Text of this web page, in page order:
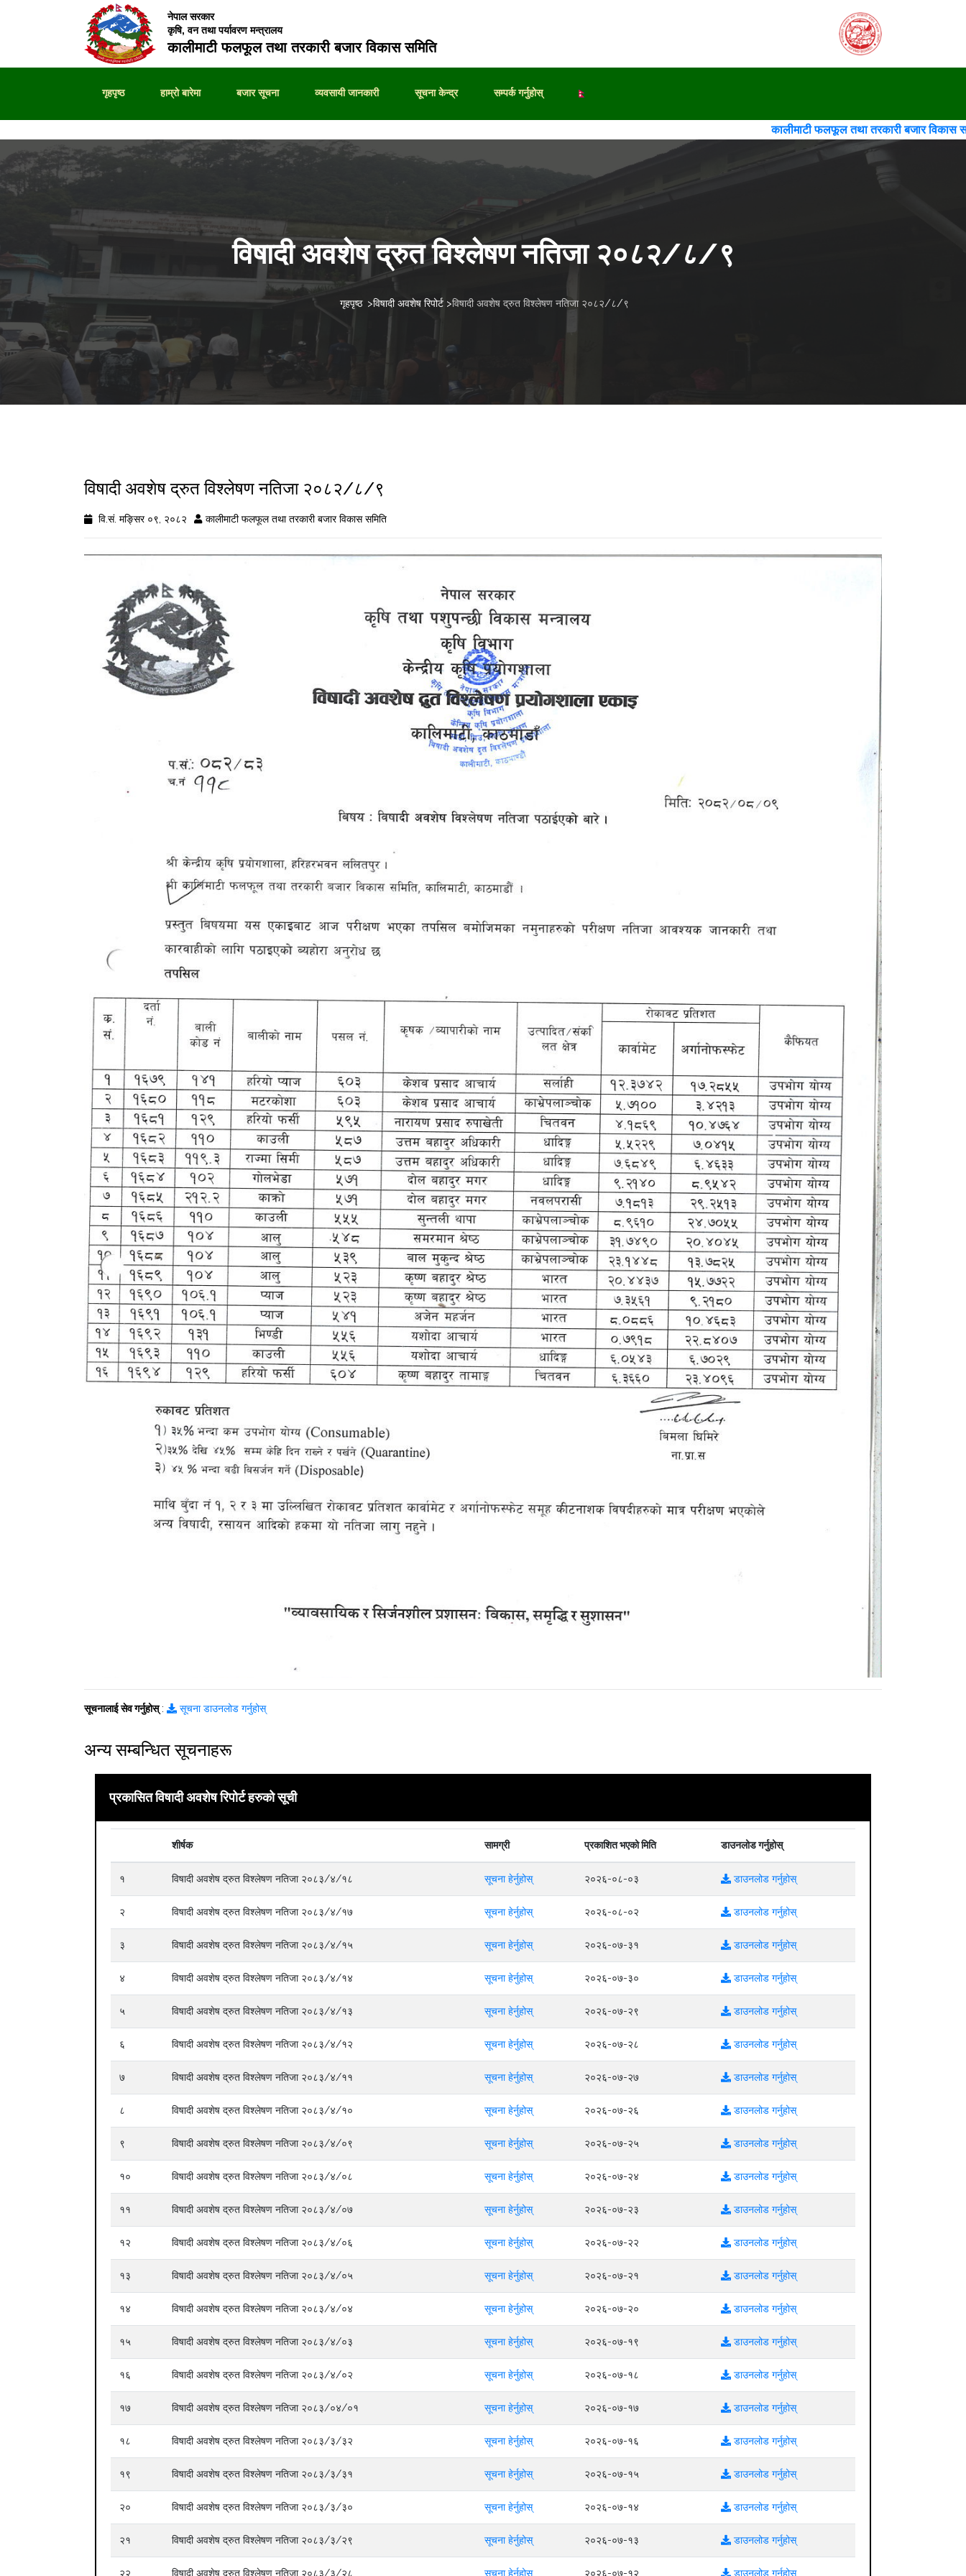
नेपाल सरकार
कृषि, वन तथा पर्यावरण मन्त्रालय
कालीमाटी फलफूल तथा तरकारी बजार विकास समिति
गृहपृष्ठ हाम्रो बारेमा बजार सूचना व्यवसायी जानकारी सूचना केन्द्र सम्पर्क गर्नुहोस्
कालीमाटी फलफूल तथा तरकारी बजार विकास
विषादी अवशेष द्रुत विश्लेषण नतिजा २०८२/८/९
गृहपृष्ठ >विषादी अवशेष रिपोर्ट>विषादी अवशेष द्रुत विश्लेषण नतिजा २०८२/८/९
विषादी अवशेष द्रुत विश्लेषण नतिजा २०८२/८/९
वि.सं. मङ्सिर ०९, २०८२ कालीमाटी फलफूल तथा तरकारी बजार विकास समिति
सूचनालाई सेव गर्नुहोस्: सूचना डाउनलोड गर्नुहोस्
अन्य सम्बन्धित सूचनाहरू
प्रकासित विषादी अवशेष रिपोर्ट हरुको सूची
शीर्षक सामग्री प्रकाशित भएको मिति डाउनलोड गर्नुहोस्
१ विषादी अवशेष द्रुत विश्लेषण नतिजा २०८३/४/१८ सूचना हेर्नुहोस् २०२६-०८-०३ डाउनलोड गर्नुहोस्
२ विषादी अवशेष द्रुत विश्लेषण नतिजा २०८३/४/१७ सूचना हेर्नुहोस् २०२६-०८-०२ डाउनलोड गर्नुहोस्
३ विषादी अवशेष द्रुत विश्लेषण नतिजा २०८३/४/१५ सूचना हेर्नुहोस् २०२६-०७-३१ डाउनलोड गर्नुहोस्
४ विषादी अवशेष द्रुत विश्लेषण नतिजा २०८३/४/१४ सूचना हेर्नुहोस् २०२६-०७-३० डाउनलोड गर्नुहोस्
५ विषादी अवशेष द्रुत विश्लेषण नतिजा २०८३/४/१३ सूचना हेर्नुहोस् २०२६-०७-२९ डाउनलोड गर्नुहोस्
६ विषादी अवशेष द्रुत विश्लेषण नतिजा २०८३/४/१२ सूचना हेर्नुहोस् २०२६-०७-२८ डाउनलोड गर्नुहोस्
७ विषादी अवशेष द्रुत विश्लेषण नतिजा २०८३/४/११ सूचना हेर्नुहोस् २०२६-०७-२७ डाउनलोड गर्नुहोस्
८ विषादी अवशेष द्रुत विश्लेषण नतिजा २०८३/४/१० सूचना हेर्नुहोस् २०२६-०७-२६ डाउनलोड गर्नुहोस्
९ विषादी अवशेष द्रुत विश्लेषण नतिजा २०८३/४/०९ सूचना हेर्नुहोस् २०२६-०७-२५ डाउनलोड गर्नुहोस्
१० विषादी अवशेष द्रुत विश्लेषण नतिजा २०८३/४/०८ सूचना हेर्नुहोस् २०२६-०७-२४ डाउनलोड गर्नुहोस्
११ विषादी अवशेष द्रुत विश्लेषण नतिजा २०८३/४/०७ सूचना हेर्नुहोस् २०२६-०७-२३ डाउनलोड गर्नुहोस्
१२ विषादी अवशेष द्रुत विश्लेषण नतिजा २०८३/४/०६ सूचना हेर्नुहोस् २०२६-०७-२२ डाउनलोड गर्नुहोस्
१३ विषादी अवशेष द्रुत विश्लेषण नतिजा २०८३/४/०५ सूचना हेर्नुहोस् २०२६-०७-२१ डाउनलोड गर्नुहोस्
१४ विषादी अवशेष द्रुत विश्लेषण नतिजा २०८३/४/०४ सूचना हेर्नुहोस् २०२६-०७-२० डाउनलोड गर्नुहोस्
१५ विषादी अवशेष द्रुत विश्लेषण नतिजा २०८३/४/०३ सूचना हेर्नुहोस् २०२६-०७-१९ डाउनलोड गर्नुहोस्
१६ विषादी अवशेष द्रुत विश्लेषण नतिजा २०८३/४/०२ सूचना हेर्नुहोस् २०२६-०७-१८ डाउनलोड गर्नुहोस्
१७ विषादी अवशेष द्रुत विश्लेषण नतिजा २०८३/०४/०१ सूचना हेर्नुहोस् २०२६-०७-१७ डाउनलोड गर्नुहोस्
१८ विषादी अवशेष द्रुत विश्लेषण नतिजा २०८३/३/३२ सूचना हेर्नुहोस् २०२६-०७-१६ डाउनलोड गर्नुहोस्
१९ विषादी अवशेष द्रुत विश्लेषण नतिजा २०८३/३/३१ सूचना हेर्नुहोस् २०२६-०७-१५ डाउनलोड गर्नुहोस्
२० विषादी अवशेष द्रुत विश्लेषण नतिजा २०८३/३/३० सूचना हेर्नुहोस् २०२६-०७-१४ डाउनलोड गर्नुहोस्
२१ विषादी अवशेष द्रुत विश्लेषण नतिजा २०८३/३/२९ सूचना हेर्नुहोस् २०२६-०७-१३ डाउनलोड गर्नुहोस्
२२ विषादी अवशेष द्रुत विश्लेषण नतिजा २०८३/३/२८ सूचना हेर्नुहोस् २०२६-०७-१२ डाउनलोड गर्नुहोस्